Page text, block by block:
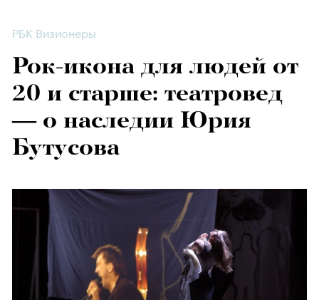
РБК Визионеры
Рок-икона для людей от
20 и старше: театровед
— о наследии Юрия
Бутусова